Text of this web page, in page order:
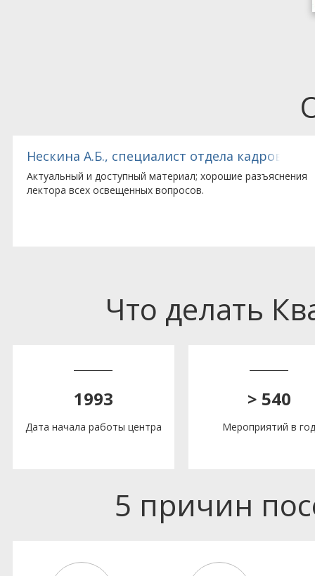
Нескина А.Б., специалист отдела кадров
Актуальный и доступный материал; хорошие разъяснения
лектора всех освещенных вопросов.
Что делать
1993
Дата начала работы центра
> 540
Мероприятий в год
5 причин